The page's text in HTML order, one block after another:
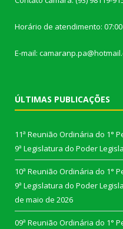
Horário de atendimento:
E-mail:
ÚLTIMAS PUBLICAÇÕES
11ª Reunião Ordinária do 1°
9ª Legislatura do Poder
10ª Reunião Ordinária do 1°
9ª Legislatura do Poder
de maio de 2026
09ª Reunião Ordinária do 1°